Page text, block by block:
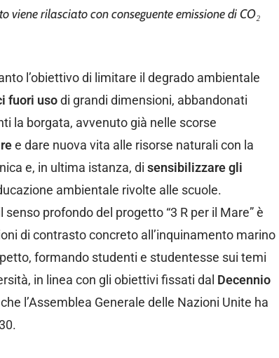
viene rilasciato con conseguente emissione di CO₂
l’obiettivo di limitare il degrado ambientale
fuori usodi grandi dimensioni, abbandonati
la borgata, avvenuto già nelle scorse
e dare nuova vita alle risorse naturali con la
e, in ultima istanza, di sensibilizzare gli
ambientale rivolte alle scuole.
senso profondo del progetto “3 R per il Mare” è
di contrasto concreto all’inquinamento marino
formando studenti e studentesse sui temi
in linea con gli obiettivi fissati dal Decennio
che l’Assemblea Generale delle Nazioni Unite ha